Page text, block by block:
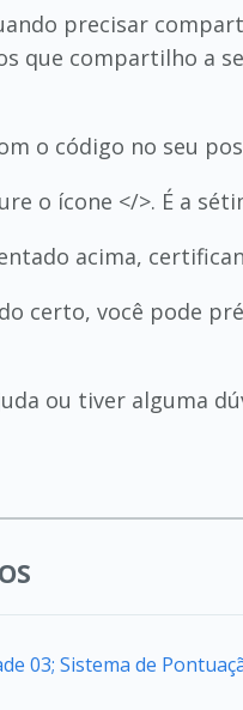
precisar
que compartilho a
o código no seu
o ícone </>. É a
acima,
certo, você pode
ou tiver alguma
03; Sistema de